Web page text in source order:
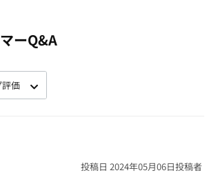
ーQ&A
投稿者
投稿日 2024年05月06日